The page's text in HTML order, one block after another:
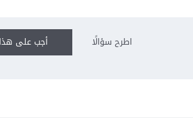
أجب على اطرح سؤالًا